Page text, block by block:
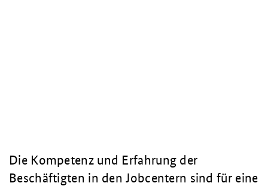
Die Kompetenz und Erfahrung der
Beschäftigten in den Jobcentern sind für eine